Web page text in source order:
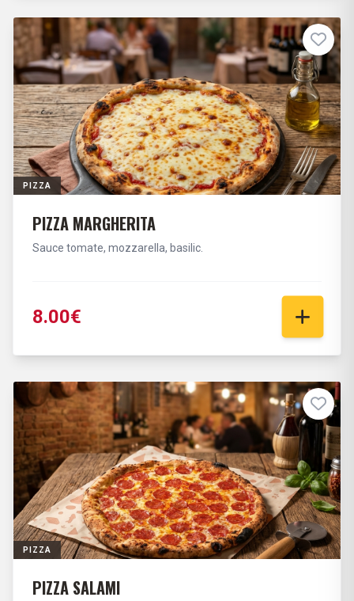
PIZZA
PIZZA MARGHERITA
Sauce tomate, mozzarella, basilic.
8.00€
PIZZA
PIZZA SALAMI